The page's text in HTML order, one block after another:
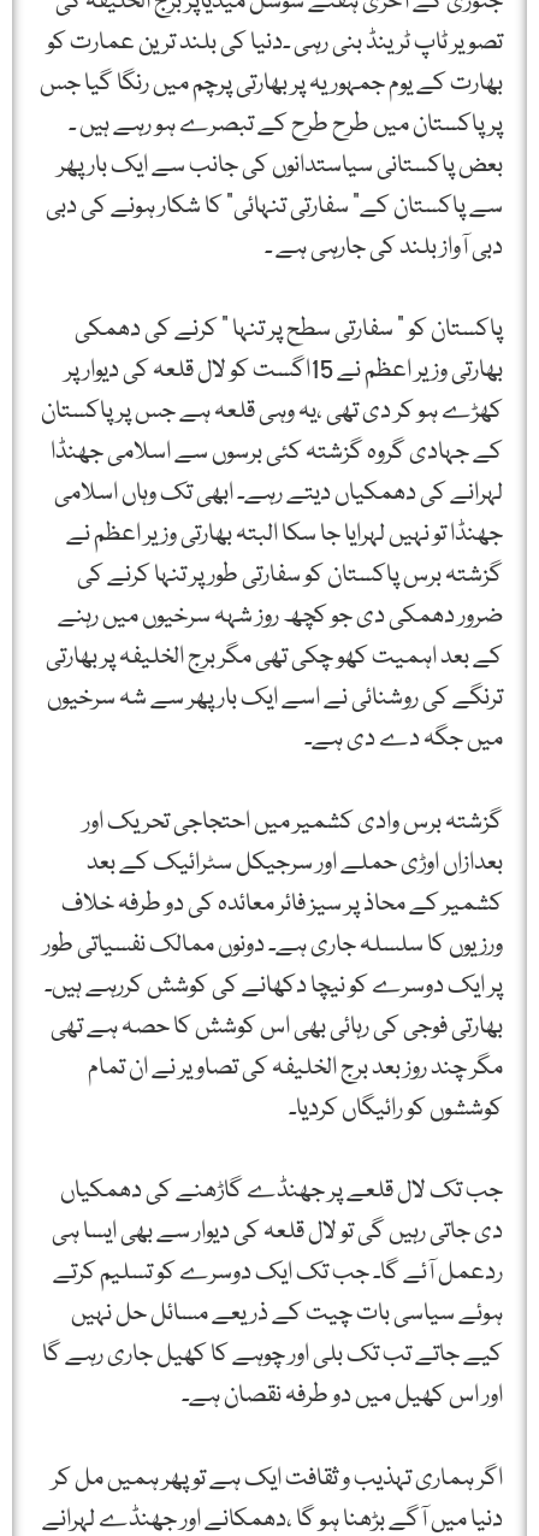
تصویر ٹاپ ٹرینڈ بنی رہی ۔دنیا کی بلند ترین عمارت کو
بھارت کے یوم جمہوریہ پر بھارتی پرچم میں رنگا گیا جس
پرپاکستان میں طرح طرح کے تبصرے ہو رہے ہیں ۔
بعض پاکستانی سیاستدانوں کی جانب سے ایک بار پھر
سے پاکستان کے” سفارتی تنہائی“ کا شکار ہونے کی دبی
دبی آواز بلند کی جارہی ہے ۔
پاکستان کو ” سفارتی سطح پر تنہا “ کرنے کی دھمکی
بھارتی وزیر اعظم نے 15اگست کو لال قلعہ کی دیوار پر
کھڑے ہو کر دی تھی ،یہ وہی قلعہ ہے جس پر پاکستان
کے جہادی گروہ گزشتہ کئی برسوں سے اسلامی جھنڈا
لہرانے کی دھمکیاں دیتے رہے۔ ابھی تک وہاں اسلامی
جھنڈا تو نہیں لہرایا جا سکا البتہ بھارتی وزیر اعظم نے
گزشتہ برس پاکستان کو سفارتی طور پر تنہا کرنے کی
ضرور دھمکی دی جو کچھ روز شہہ سرخیوں میں رہنے
کے بعد اہمیت کھو چکی تھی مگر برج الخلیفہ پر بھارتی
ترنگے کی روشنائی نے اسے ایک بار پھر سے شہ سرخیوں
میں جگہ دے دی ہے۔
گزشتہ برس وادی کشمیر میں احتجاجی تحریک اور
بعدازاں اوڑی حملے اور سرجیکل سٹرائیک کے بعد
کشمیر کے محاذ پر سیز فائر معائدہ کی دو طرفہ خلاف
ورزیوں کا سلسلہ جاری ہے۔ دونوں ممالک نفسیاتی طور
پر ایک دوسرے کو نیچا دکھانے کی کوشش کررہے ہیں۔
بھارتی فوجی کی رہائی بھی اس کوشش کا حصہ ہے تھی
مگر چند روز بعد برج الخلیفہ کی تصاویر نے ان تمام
کوششوں کو رائیگاں کردیا۔
جب تک لال قلعے پر جھنڈے گاڑھنے کی دھمکیاں
دی جاتی رہیں گی تو لال قلعہ کی دیوار سے بھی ایسا ہی
ردعمل آئے گا۔ جب تک ایک دوسرے کو تسلیم کرتے
ہوئے سیاسی بات چیت کے ذریعے مسائل حل نہیں
کیے جاتے تب تک بلی اور چوہے کا کھیل جاری رہے گا
اور اس کھیل میں دو طرفہ نقصان ہے۔
اگر ہماری تہذیب و ثقافت ایک ہے تو پھر ہمیں مل کر
دنیا میں آگے بڑھنا ہو گا ،دھمکانے اور جھنڈے لہرانے